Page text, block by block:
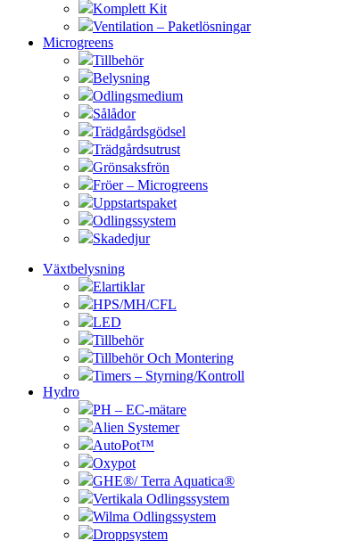
Komplett Kit
Ventilation – Paketlösningar
Microgreens
Tillbehör
Belysning
Odlingsmedium
Sålådor
Trädgårdsgödsel
Trädgårdsutrust
Grönsaksfrön
Fröer – Microgreens
Uppstartspaket
Odlingssystem
Skadedjur
Växtbelysning
Elartiklar
HPS/MH/CFL
LED
Tillbehör
Tillbehör Och Montering
Timers – Styrning/Kontroll
Hydro
PH – EC-mätare
Alien Systemer
AutoPot™
Oxypot
GHE®/ Terra Aquatica®
Vertikala Odlingssystem
Wilma Odlingssystem
Droppsystem